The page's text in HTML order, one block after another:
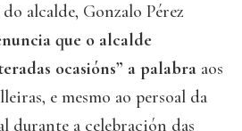
alcalde, Gonzalo Pérez
que o alcalde
ocasións” a palabra aos
e mesmo ao persoal da
a celebración das